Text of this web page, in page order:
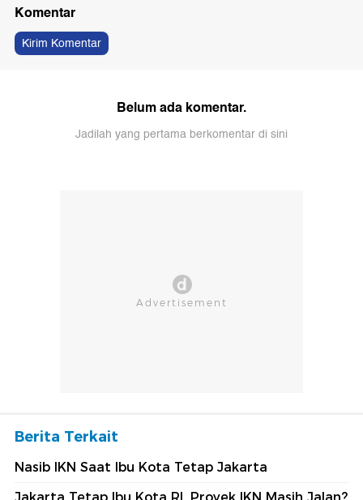
Komentar
Kirim Komentar
Belum ada komentar.
Jadilah yang pertama berkomentar di sini
Berita Terkait
Nasib IKN Saat Ibu Kota Tetap Jakarta
Jakarta Tetap Ibu Kota RI, Proyek IKN Masih Jalan?